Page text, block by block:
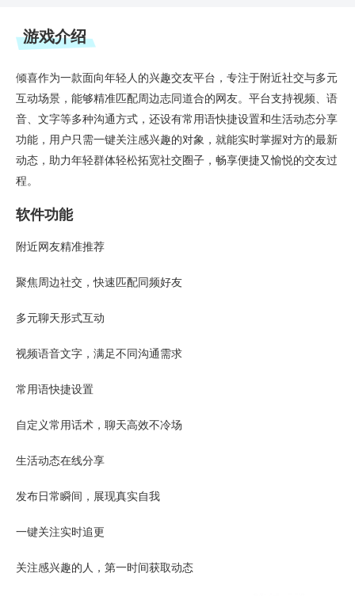
游戏介绍
倾喜作为一款面向年轻人的兴趣交友平台，专注于附近社交与多元
互动场景，能够精准匹配周边志同道合的网友。平台支持视频、语
音、文字等多种沟通方式，还设有常用语快捷设置和生活动态分享
功能，用户只需一键关注感兴趣的对象，就能实时掌握对方的最新
动态，助力年轻群体轻松拓宽社交圈子，畅享便捷又愉悦的交友过
程。
软件功能
附近网友精准推荐
聚焦周边社交，快速匹配同频好友
多元聊天形式互动
视频语音文字，满足不同沟通需求
常用语快捷设置
自定义常用话术，聊天高效不冷场
生活动态在线分享
发布日常瞬间，展现真实自我
一键关注实时追更
关注感兴趣的人，第一时间获取动态